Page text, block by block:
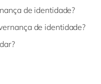
de identidade?
de identidade?